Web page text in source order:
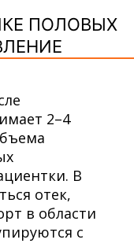
ПОЛОВЫХ
2–4
В
отек,
в области
с